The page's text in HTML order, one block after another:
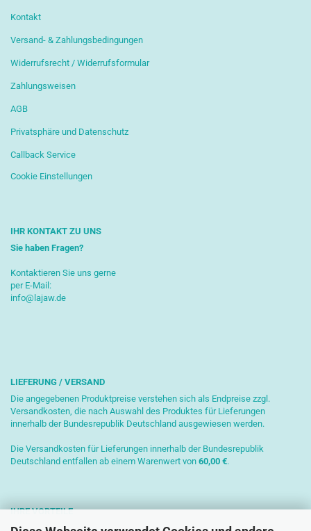
Kontakt
Versand- & Zahlungsbedingungen
Widerrufsrecht / Widerrufsformular
Zahlungsweisen
AGB
Privatsphäre und Datenschutz
Callback Service
Cookie Einstellungen
IHR KONTAKT ZU UNS
Sie haben Fragen?
Kontaktieren Sie uns gerne
per E-Mail:
info@lajaw.de
LIEFERUNG / VERSAND
Die angegebenen Produktpreise verstehen sich als Endpreise zzgl.
Versandkosten, die nach Auswahl des Produktes für Lieferungen
innerhalb der Bundesrepublik Deutschland ausgewiesen werden.
Die Versandkosten für Lieferungen innerhalb der Bundesrepublik
Deutschland entfallen ab einem Warenwert von 60,00 €.
IHRE VORTEILE